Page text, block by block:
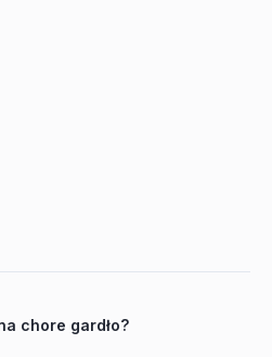
chore gardło?